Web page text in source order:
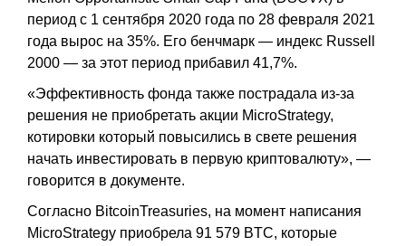
период с 1 сентября 2020 года по 28 февраля 2021
года вырос на 35%. Его бенчмарк — индекс Russell
2000 — за этот период прибавил 41,7%.
«Эффективность фонда также пострадала из-за
решения не приобретать акции MicroStrategy,
котировки который повысились в свете решения
начать инвестировать в первую криптовалюту», —
говорится в документе.
Согласно BitcoinTreasuries, на момент написания
MicroStrategy приобрела 91 579 BTC, которые